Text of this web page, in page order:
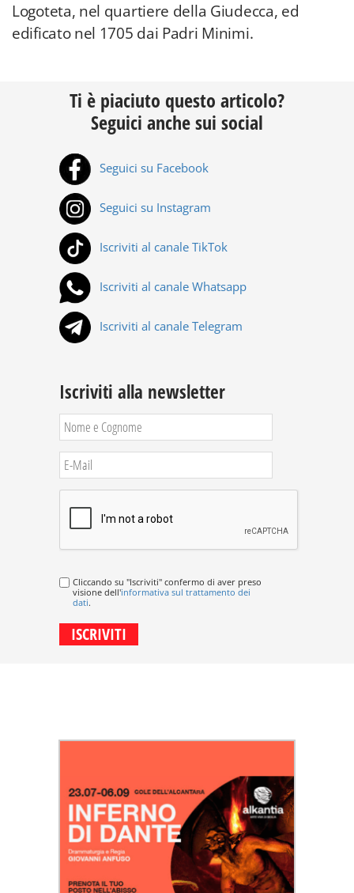
Logoteta, nel quartiere della Giudecca, ed
edificato nel 1705 dai Padri Minimi.
Ti è piaciuto questo articolo?
Seguici anche sui social
Seguici su Facebook
Seguici su Instagram
Iscriviti al canale TikTok
Iscriviti al canale Whatsapp
Iscriviti al canale Telegram
Iscriviti alla newsletter
Cliccando su "Iscriviti" confermo di aver preso
visione dell'informativa sul trattamento dei
dati.